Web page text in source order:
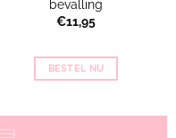
bevalling
€11,95
BESTEL NU